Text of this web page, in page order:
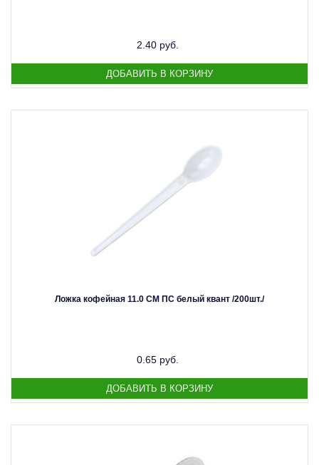
2.40 руб.
Ложка кофейная 11.0 СМ ПС белый квант /200шт./
0.65 руб.